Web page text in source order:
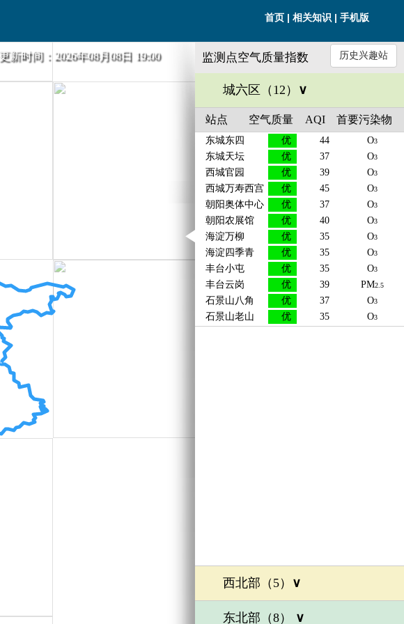
更新时间：2026年08月08日 19:00
首页| 相关知识 | 手机版
监测点空气质量指数 历史兴趣站
城六区（ 12 ） ∨
站点 空气质量 AQI 首要污染物
东城东四 优 44 O3
东城天坛 优 37 O3
西城官园 优 39 O3
西城万寿西宫 优 45 O3
朝阳奥体中心 优 37 O3
朝阳农展馆 优 40 O3
海淀万柳 优 35 O3
海淀四季青 优 35 O3
丰台小屯 优 35 O3
丰台云岗 优 39 PM2.5
石景山八角 优 37 O3
石景山老山 优 35 O3
西北部（ 5） ∨
东北部（8） ∨